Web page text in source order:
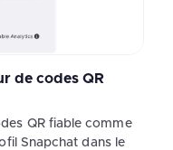
de codes QR
QR fiable comme
Snapchat dans le